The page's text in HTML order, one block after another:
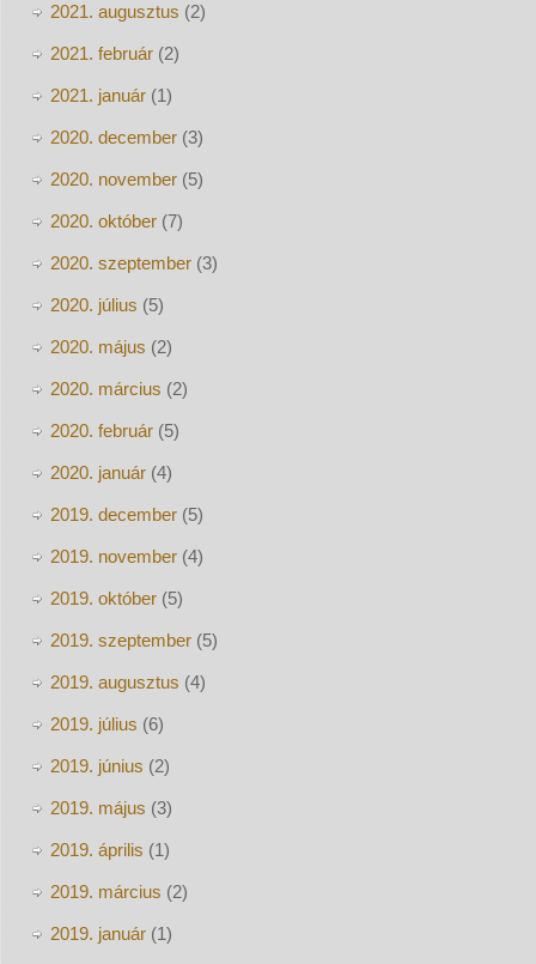
2021. augusztus (2)
2021. február(2)
2021. január(1)
2020. december(3)
2020. november(5)
2020. október(7)
2020. szeptember(3)
2020. július (5)
2020. május (2)
2020. március (2)
2020. február(5)
2020. január(4)
2019. december(5)
2019. november(4)
2019. október(5)
2019. szeptember(5)
2019. augusztus (4)
2019. július (6)
2019. június (2)
2019. május (3)
2019. április (1)
2019. március (2)
2019. január(1)